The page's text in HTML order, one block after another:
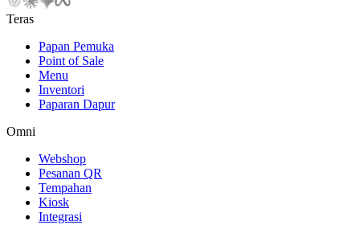
Teras
Papan Pemuka
Point of Sale
Menu
Inventori
Paparan Dapur
Omni
Webshop
Pesanan QR
Tempahan
Kiosk
Integrasi